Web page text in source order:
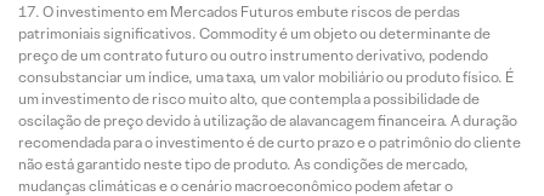
O investimento em Mercados Futuros embute riscos de perdas
patrimoniais significativos. Commodity é um objeto ou determinante de
preço de um contrato futuro ou outro instrumento derivativo, podendo
consubstanciar um índice, uma taxa, um valor mobiliário ou produto físico. É
um investimento de risco muito alto, que contempla a possibilidade de
oscilação de preço devido à utilização de alavancagem financeira. A duração
recomendada para o investimento é de curto prazo e o patrimônio do cliente
não está garantido neste tipo de produto. As condições de mercado,
mudanças climáticas e o cenário macroeconômico podem afetar o